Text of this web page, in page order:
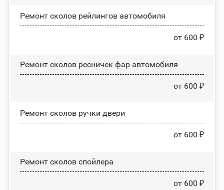
Ремонт сколов рейлингов автомобиля
от 600 ₽
Ремонт сколов ресничек фар автомобиля
от 600 ₽
Ремонт сколов ручки двери
от 600 ₽
Ремонт сколов спойлера
от 600 ₽